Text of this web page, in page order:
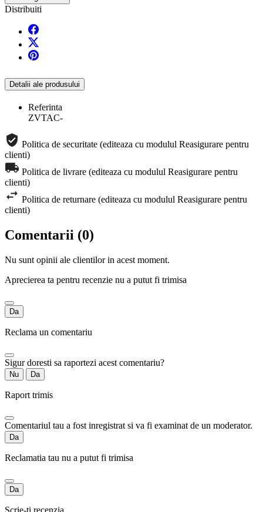
Distribuiti
Detalii ale produsului
Referinta
ZVTAC-
Politica de securitate (editeaza cu modulul Reasigurare pentru
clienti)
Politica de livrare (editeaza cu modulul Reasigurare pentru
clienti)
Politica de returnare (editeaza cu modulul Reasigurare pentru
clienti)
Comentarii (0)
Nu sunt opinii ale clientilor in acest moment.
Aprecierea ta pentru recenzie nu a putut fi trimisa
Da
Reclama un comentariu
Sigur doresti sa raportezi acest comentariu?
Nu Da
Raport trimis
Comentariul tau a fost inregistrat si va fi examinat de un moderator.
Da
Reclamatia tau nu a putut fi trimisa
Da
Scrie-ti recenzia